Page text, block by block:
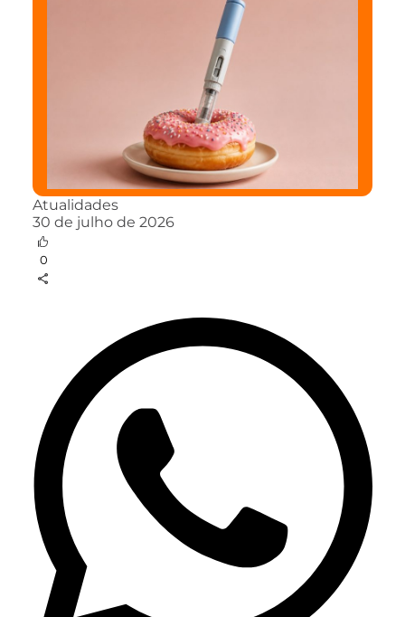
Atualidades
30 de julho de 2026
0